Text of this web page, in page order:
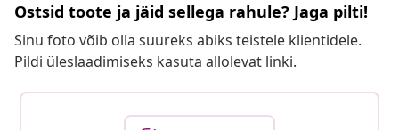
Ostsid toote ja jäid sellega rahule? Jaga pilti!
Sinu foto võib olla suureks abiks teistele klientidele.
Pildi üleslaadimiseks kasuta allolevat linki.